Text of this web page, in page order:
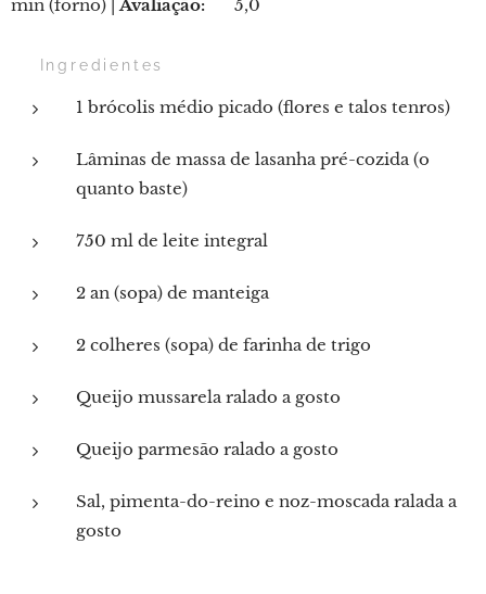
min (forno) |Avaliação: ⭐ 5,0
🛒 Ingredientes
1 brócolis médio picado (flores e talos tenros)
Lâminas de massa de lasanha pré-cozida (o
quanto baste)
750 ml de leite integral
2 an (sopa) de manteiga
2 colheres (sopa) de farinha de trigo
Queijo mussarela ralado a gosto
Queijo parmesão ralado a gosto
Sal, pimenta-do-reino e noz-moscada ralada a
gosto